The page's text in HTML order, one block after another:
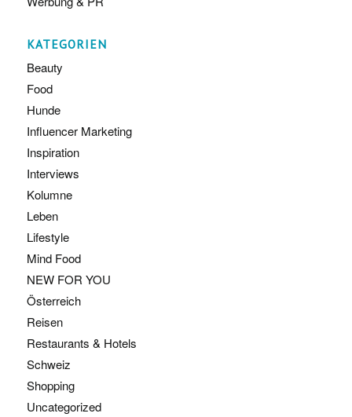
KATEGORIEN
Beauty
Food
Hunde
Influencer Marketing
Inspiration
Interviews
Kolumne
Leben
Lifestyle
Mind Food
NEW FOR YOU
Österreich
Reisen
Restaurants & Hotels
Schweiz
Shopping
Uncategorized